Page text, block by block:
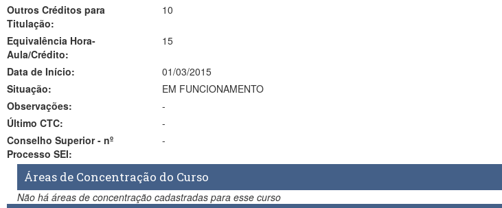
Outros Créditos para
Titulação:
10
Equivalência Hora-
Aula/Crédito:
15
Data de Início:
01/03/2015
Situação:
EM FUNCIONAMENTO
Observações:
-
Último CTC:
-
Conselho Superior - nº
Processo SEI:
-
Áreas de Concentração do Curso
Não há áreas de concentração cadastradas para esse curso